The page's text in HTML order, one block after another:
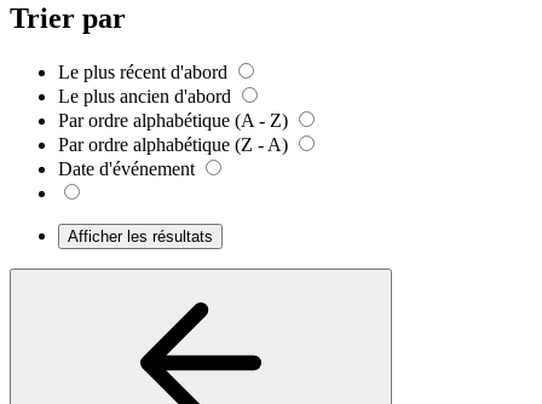
Trier par
Le plus récent d'abord
Le plus ancien d'abord
Par ordre alphabétique (A - Z)
Par ordre alphabétique (Z - A)
Date d'événement
Afficher les résultats